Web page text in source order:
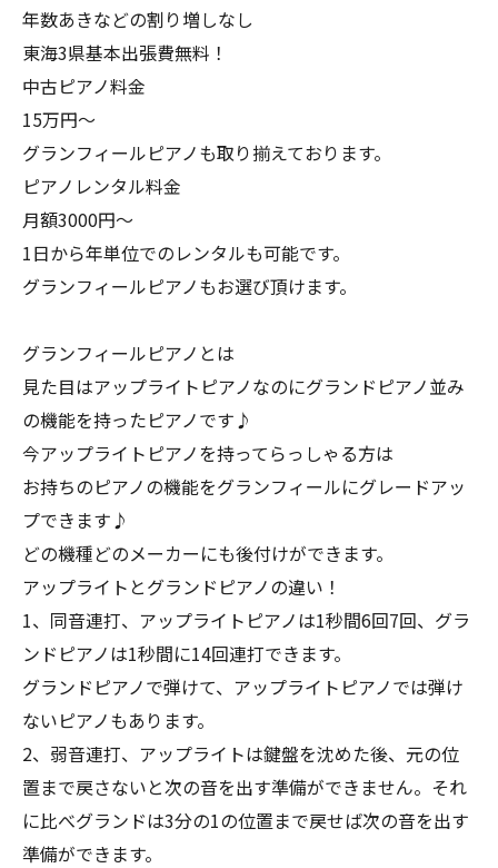
年数あきなどの割り増しなし
東海3県基本出張費無料！
中古ピアノ料金
15万円〜
グランフィールピアノも取り揃えております。
ピアノレンタル料金
月額3000円〜
1日から年単位でのレンタルも可能です。
グランフィールピアノもお選び頂けます。
グランフィールピアノとは
見た目はアップライトピアノなのにグランドピアノ並み
の機能を持ったピアノです♪
今アップライトピアノを持ってらっしゃる方は
お持ちのピアノの機能をグランフィールにグレードアッ
プできます♪
どの機種どのメーカーにも後付けができます。
アップライトとグランドピアノの違い！
1、同音連打、アップライトピアノは1秒間6回7回、グラ
ンドピアノは1秒間に14回連打できます。
グランドピアノで弾けて、アップライトピアノでは弾け
ないピアノもあります。
2、弱音連打、アップライトは鍵盤を沈めた後、元の位
置まで戻さないと次の音を出す準備ができません。それ
に比べグランドは3分の1の位置まで戻せば次の音を出す
準備ができます。